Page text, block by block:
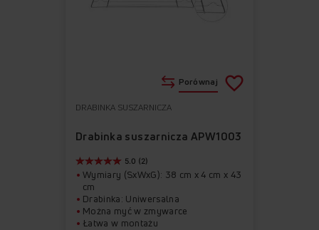
DRABINKA SUSZARNICZA
Drabinka suszarnicza APW1003
5.0 (2)
Wymiary (SxWxG): 38 cm x 4 cm x 43
cm
Drabinka: Uniwersalna
Można myć w zmywarce
Łatwa w montażu
Porównaj
ulubionych
z